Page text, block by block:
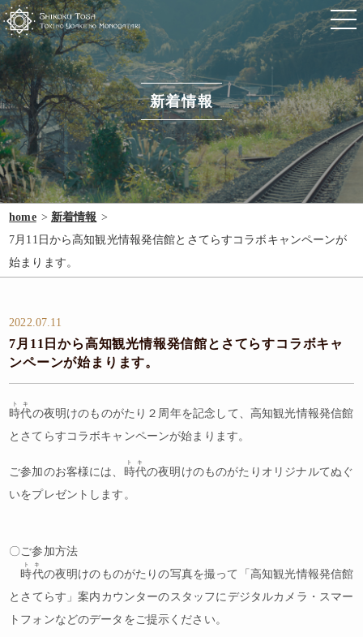
新着情報
home
新着情報
7月11日から高知観光情報発信館とさてらすコラボキャンペーンが
始まります。
2022.07.11
7月11日から高知観光情報発信館とさてらすコラボキャ
ンペーンが始まります。
時代
トキ
の夜明けのものがたり２周年を記念して、高知観光情報発信館
とさてらすコラボキャンペーンが始まります。
ご参加のお客様には、 時代
トキ
の夜明けのものがたりオリジナルてぬぐ
いをプレゼントします。
〇ご参加方法
時代
トキ
の夜明けのものがたりの写真を撮って「高知観光情報発信館
とさてらす」案内カウンターのスタッフにデジタルカメラ・スマー
トフォンなどのデータをご提示ください。